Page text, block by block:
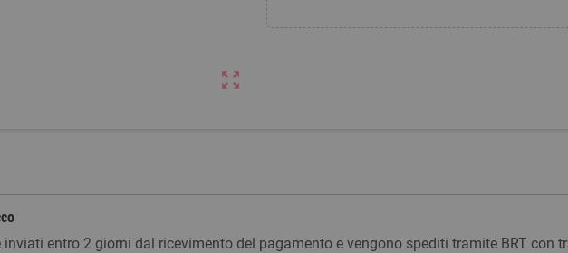
zoom_out_map
entro 2 giorni dal ricevimento del pagamento e vengono spediti tramite BRT con